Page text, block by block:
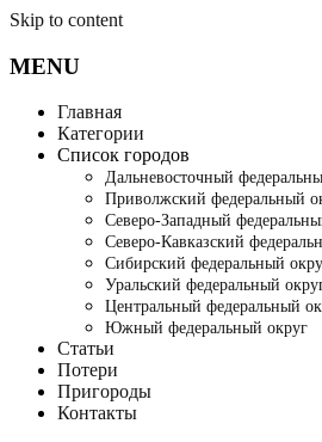
Skip to content
MENU
Главная
Категории
Список городов
Дальневосточный
Приволжский федеральный
Северо-Западный
Северо-Кавказский
Сибирский федеральный
Уральский федеральный
Центральный федеральный
Южный федеральный округ
Статьи
Потери
Пригороды
Контакты